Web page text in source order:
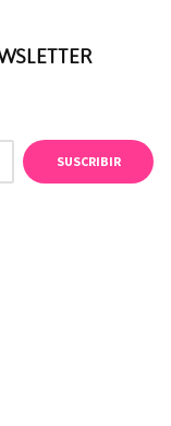
SUSCRIBIR